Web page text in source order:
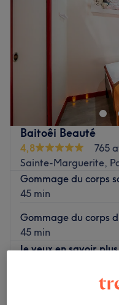
Baitoêi Beauté
4,8
765
Sainte-Marguerite,
Gommage du corps
45 min
Gommage du corps
45 min
Je veux en savoir plus